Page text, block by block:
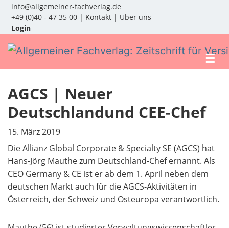
info@allgemeiner-fachverlag.de
+49 (0)40 - 47 35 00 | Kontakt | Über uns
Login
☰
AGCS | Neuer
Deutschlandund CEE-Chef
15. März 2019
Die Allianz Global Corporate & Specialty SE (AGCS) hat
Hans-Jörg Mauthe zum Deutschland-Chef ernannt. Als
CEO Germany & CE ist er ab dem 1. April neben dem
deutschen Markt auch für die AGCS-Aktivitäten in
Österreich, der Schweiz und Osteuropa verantwortlich.